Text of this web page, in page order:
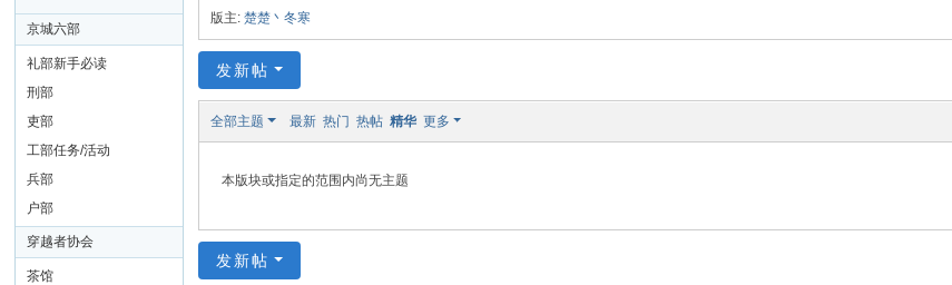
越
楚
界
楚
楚
集
团
京城六部
礼部新手必读
刑部
吏部
工部任务/活动
兵部
户部
穿越者协会
茶馆
版主:楚楚丶冬寒
发新帖
全部主题 最新 热门 热帖 精华 更多
本版块或指定的范围内尚无主题
发新帖